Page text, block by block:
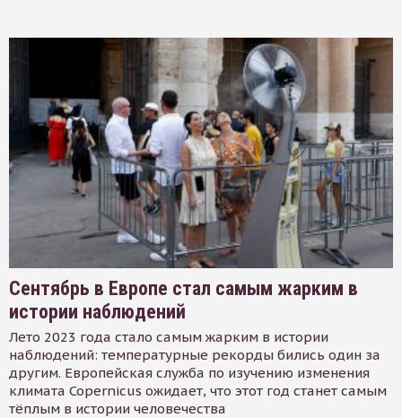
Сентябрь в Европе стал самым жарким в
истории наблюдений
Лето 2023 года стало самым жарким в истории
наблюдений: температурные рекорды бились один за
другим. Европейская служба по изучению изменения
климата Copernicus ожидает, что этот год станет самым
тёплым в истории человечества